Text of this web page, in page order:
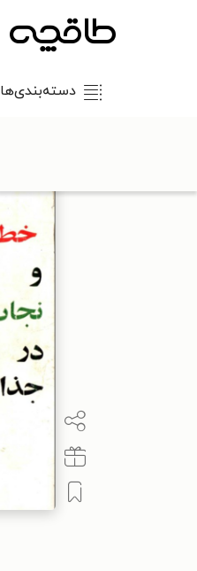
دسته‌بندی‌ها